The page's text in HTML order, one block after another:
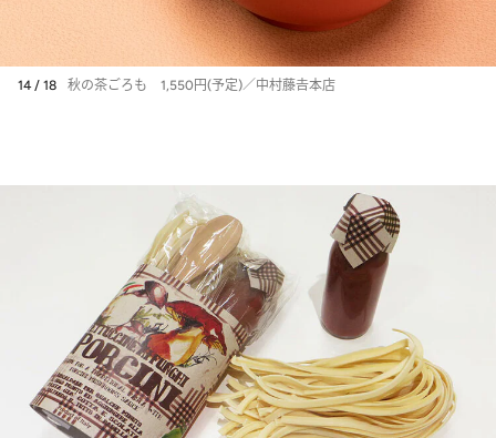
14 / 18 秋の茶ごろも 1,550円(予定)／中村藤𠮷本店